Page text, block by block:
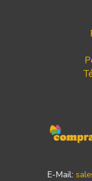
E-Mail: